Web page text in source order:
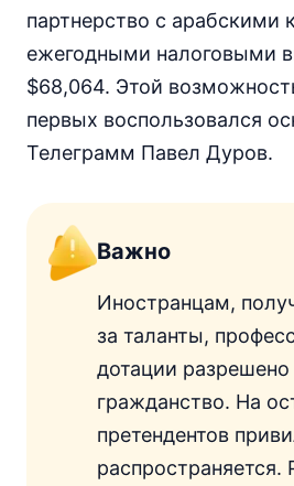
партнерство с арабскими
ежегодными налоговыми
$68,064. Этой
первых воспользовался
Телеграмм Павел Дуров.
Важно
Иностранцам,
за таланты,
дотации
гражданство. На
претендентов
распространяется.